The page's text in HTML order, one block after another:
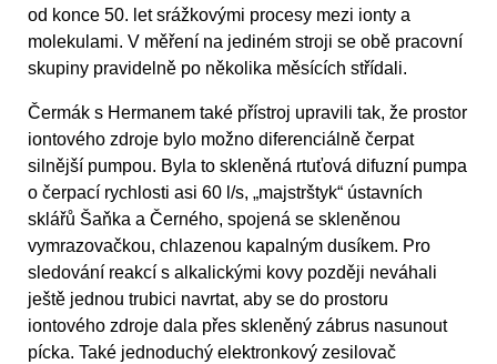
od konce 50. let srážkovými procesy mezi ionty a
molekulami. V měření na jediném stroji se obě pracovní
skupiny pravidelně po několika měsících střídali.
Čermák s Hermanem také přístroj upravili tak, že prostor
iontového zdroje bylo možno diferenciálně čerpat
silnější pumpou. Byla to skleněná rtuťová difuzní pumpa
o čerpací rychlosti asi 60 l/s, „majstrštyk“ ústavních
sklářů Šaňka a Černého, spojená se skleněnou
vymrazovačkou, chlazenou kapalným dusíkem. Pro
sledování reakcí s alkalickými kovy později neváhali
ještě jednou trubici navrtat, aby se do prostoru
iontového zdroje dala přes skleněný zábrus nasunout
pícka. Také jednoduchý elektronkový zesilovač